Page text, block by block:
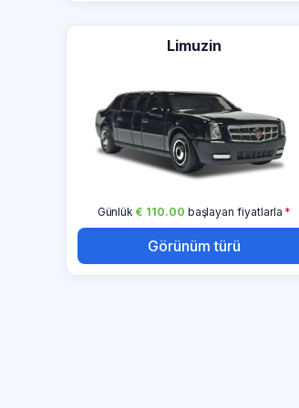
Limuzin
Günlük€ 110.00 başlayan fiyatlarla *
Görünüm türü